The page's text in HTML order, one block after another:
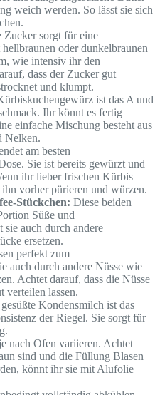
weich werden. So lässt sie sich
Zucker sorgt für eine
oder dunkelbraunen
wie intensiv ihr den
dass der Zucker gut
und klumpt.
ist das A und
Ihr könnt es fertig
einfache Mischung besteht aus
Nelken.
am besten
Sie ist bereits gewürzt und
ihr lieber frischen Kürbis
vorher pürieren und würzen.
Stückchen: Diese beiden
Süße und
auch durch andere
ersetzen.
perfekt zum
auch durch andere Nüsse wie
Achtet darauf, dass die Nüsse
verteilen lassen.
Kondensmilch ist das
der Riegel. Sie sorgt für
nach Ofen variieren. Achtet
sind und die Füllung Blasen
könnt ihr sie mit Alufolie